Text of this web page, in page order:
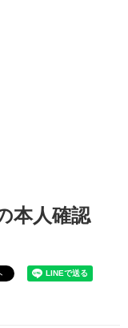
本人確認 JR西日本、技
本人確認